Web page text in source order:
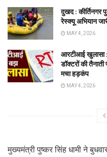
दुखद : कीर्तिनगर
रेस्क्यू अभियान
MAY 4, 2026
आरटीआई खुलासा
डॉक्टरों की
मचा हड़कंप
MAY 4, 2026
मुख्यमंत्री पुष्कर सिंह धामी ने